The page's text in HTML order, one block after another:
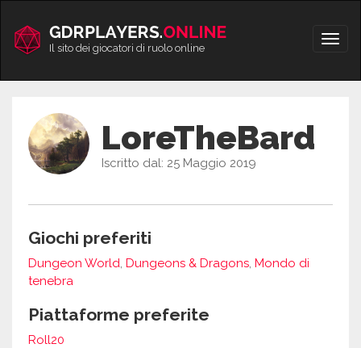
contenuto
Apri/
Il sito dei giocatori di ruolo online
LoreTheBard
Iscritto dal: 25 Maggio 2019
Giochi preferiti
Dungeon World, Dungeons & Dragons, Mondo di
tenebra
Piattaforme preferite
Roll20